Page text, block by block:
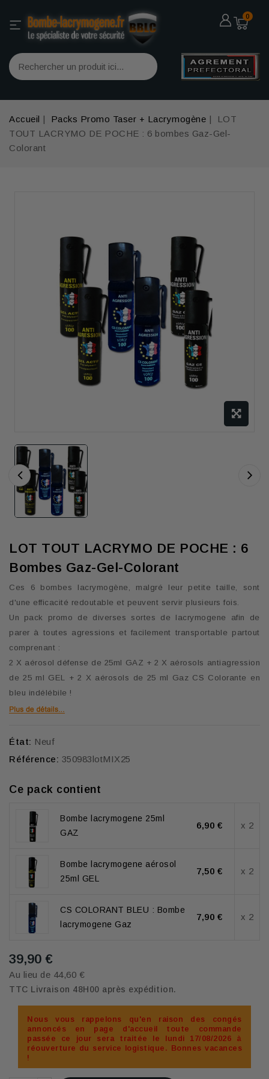
0
Accueil Packs Promo Taser + Lacrymogène
LOT
TOUT LACRYMO DE POCHE : 6 bombes Gaz-Gel-
Colorant
LOT TOUT LACRYMO DE POCHE : 6
Bombes Gaz-Gel-Colorant
Ces 6 bombes lacrymogène, malgré leur petite taille, sont
d'une efficacité redoutable et peuvent servir plusieurs fois.
Un pack promo de diverses sortes de lacrymogene afin de
parer à toutes agressions et facilement transportable partout
comprenant :
2 X aérosol défense de 25ml GAZ + 2 X aérosols antiagression
de 25 ml GEL + 2 X aérosols de 25 ml Gaz CS Colorante en
bleu indélébile !
État: Neuf
Référence: 350983lotMIX25
Ce pack contient
Bombe lacrymogene 25ml
GAZ
6,90 € x 2
Bombe lacrymogene aérosol
25ml GEL
7,50 € x 2
CS COLORANT BLEU : Bombe
lacrymogene Gaz
7,90 € x 2
39,90 €
Au lieu de 44,60 €
TTC Livraison 48H00 après expédition.
Nous vous rappelons qu'en raison des congés
annoncés en page d'accueil toute commande
passée ce jour sera traitée le lundi 17/08/2026 à
réouverture du service logistique. Bonnes vacances
!